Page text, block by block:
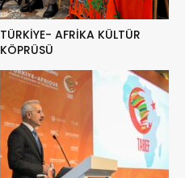
TÜRKİYE- AFRİKA KÜLTÜR
KÖPRÜSÜ